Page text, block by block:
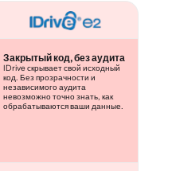
Закрытый код, без аудита
IDrive скрывает свой исходный
код. Без прозрачности и
независимого аудита
невозможно точно знать, как
обрабатываются ваши данные.